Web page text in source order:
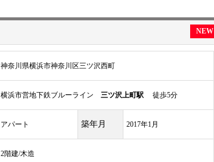
NEW
神奈川県横浜市神奈川区三ツ沢西町
横浜市営地下鉄ブルーライン 三ツ沢上町駅 徒歩5分
アパート 築年月 2017年1月
2階建/木造